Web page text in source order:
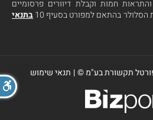
חמות וקבלת דיוורים פרסומיים
בהתאם למפורט בסעיף 10
בתנאי
תקשורת בע"מ ©| תנאי שימוש